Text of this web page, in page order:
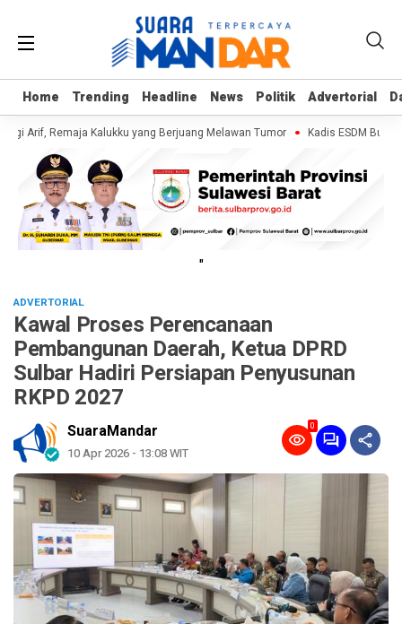
Home Trending Headline News Politik Advertorial
Home Trending Headline News Politik Advertorial
Arif, Remaja Kalukku yang Berjuang Melawan Tumor Kadis ESDM
"
ADVERTORIAL
Kawal Proses Perencanaan
Pembangunan Daerah, Ketua DPRD
Sulbar Hadiri Persiapan Penyusunan
RKPD 2027
SuaraMandar
10 Apr 2026 - 13:08 WIT
0